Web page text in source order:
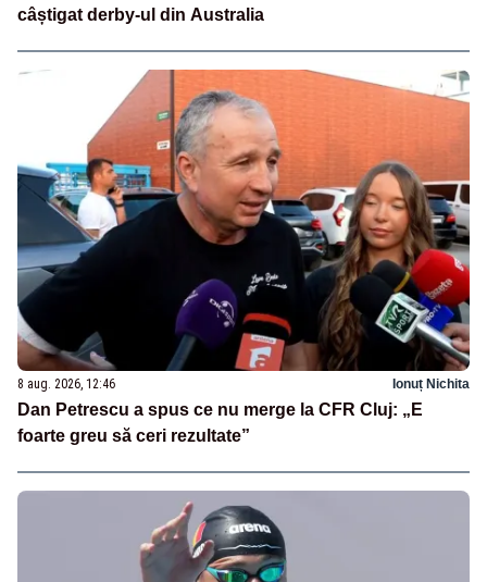
câștigat derby-ul din Australia
8 aug. 2026, 12:46 Ionuț Nichita
Dan Petrescu a spus ce nu merge la CFR Cluj: „E
foarte greu să ceri rezultate”